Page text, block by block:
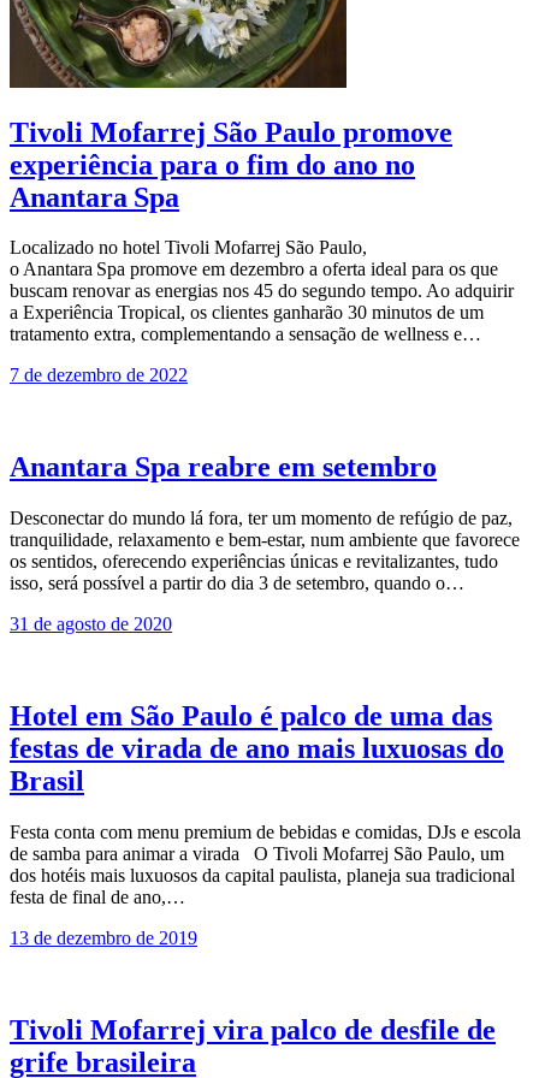
Tivoli Mofarrej São Paulo promove
experiência para o fim do ano no
Anantara Spa
Localizado no hotel Tivoli Mofarrej São Paulo,
o Anantara Spa promove em dezembro a oferta ideal para os que
buscam renovar as energias nos 45 do segundo tempo. Ao adquirir
a Experiência Tropical, os clientes ganharão 30 minutos de um
tratamento extra, complementando a sensação de wellness e…
7 de dezembro de 2022
Anantara Spa reabre em setembro
Desconectar do mundo lá fora, ter um momento de refúgio de paz,
tranquilidade, relaxamento e bem-estar, num ambiente que favorece
os sentidos, oferecendo experiências únicas e revitalizantes, tudo
isso, será possível a partir do dia 3 de setembro, quando o…
31 de agosto de 2020
Hotel em São Paulo é palco de uma das
festas de virada de ano mais luxuosas do
Brasil
Festa conta com menu premium de bebidas e comidas, DJs e escola
de samba para animar a virada O Tivoli Mofarrej São Paulo, um
dos hotéis mais luxuosos da capital paulista, planeja sua tradicional
festa de final de ano,…
13 de dezembro de 2019
Tivoli Mofarrej vira palco de desfile de
grife brasileira